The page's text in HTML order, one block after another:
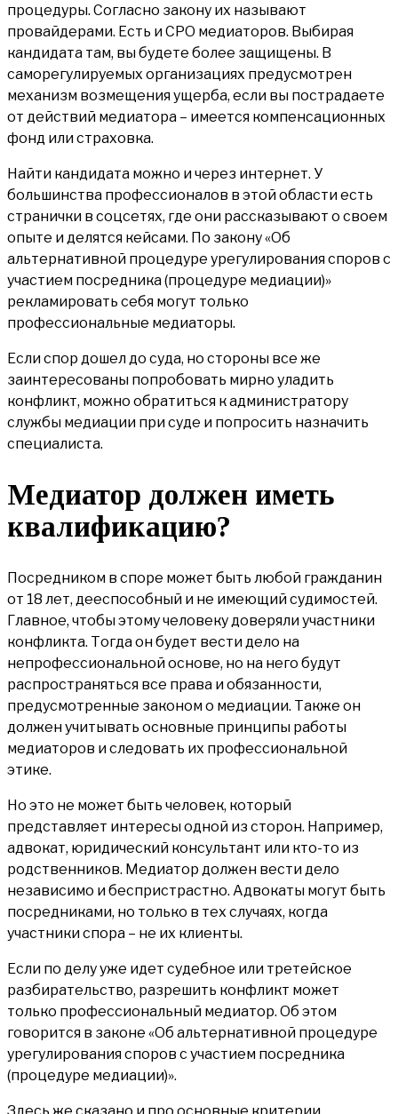
процедуры. Согласно закону их называют
провайдерами. Есть и СРО медиаторов. Выбирая
кандидата там, вы будете более защищены. В
саморегулируемых организациях предусмотрен
механизм возмещения ущерба, если вы пострадаете
от действий медиатора – имеется компенсационных
фонд или страховка.
Найти кандидата можно и через интернет. У
большинства профессионалов в этой области есть
странички в соцсетях, где они рассказывают о своем
опыте и делятся кейсами. По закону «Об
альтернативной процедуре урегулирования споров с
участием посредника (процедуре медиации)»
рекламировать себя могут только
профессиональные медиаторы.
Если спор дошел до суда, но стороны все же
заинтересованы попробовать мирно уладить
конфликт, можно обратиться кадминистратору
службы медиации при суде и попросить назначить
специалиста.
Медиатор должен иметь
квалификацию?
Посредником в споре может быть любой гражданин
от 18 лет, дееспособный и не имеющий судимостей.
Главное, чтобы этому человеку доверяли участники
конфликта. Тогда он будет вести дело на
непрофессиональной основе, но на него будут
распространяться все права и обязанности,
предусмотренные законом о медиации. Также он
должен учитывать основные принципы работы
медиаторов и следовать их профессиональной
этике.
Но это не может быть человек, который
представляет интересы одной из сторон. Например,
адвокат, юридический консультант или кто-то из
родственников. Медиатор должен вести дело
независимо и беспристрастно. Адвокаты могут быть
посредниками, но только в тех случаях, когда
участники спора – не их клиенты.
Если по делу уже идет судебное или третейское
разбирательство, разрешить конфликт может
только профессиональный медиатор. Об этом
говорится в законе «Об альтернативной процедуре
урегулирования споров с участием посредника
(процедуре медиации)».
Здесь же сказано и про основные критерии